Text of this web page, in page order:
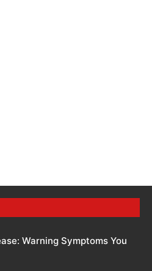
Warning Symptoms You